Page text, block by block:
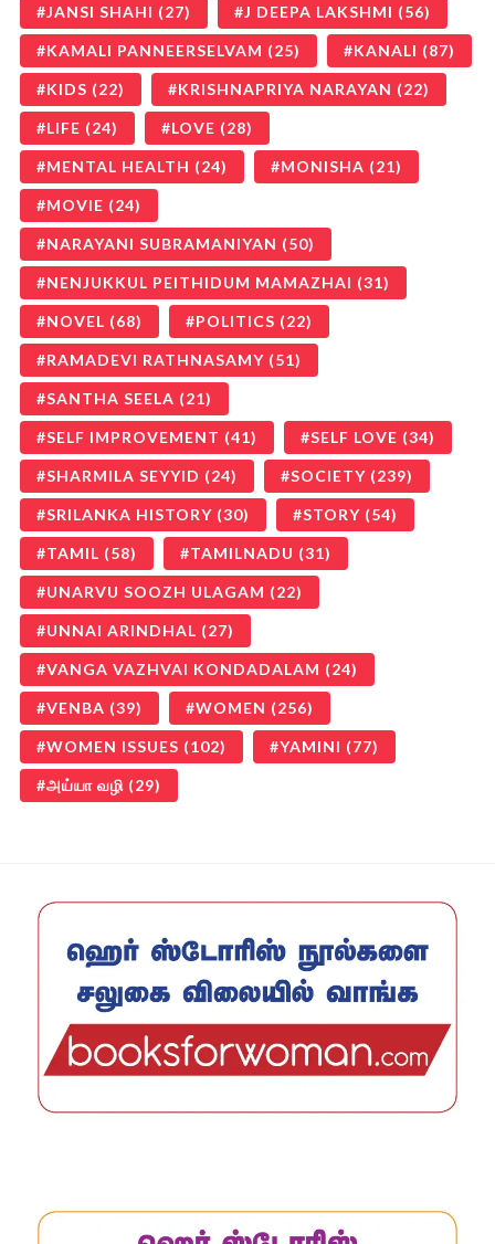
JANSI SHAHI (27) J DEEPA LAKSHMI (56)
KAMALI PANNEERSELVAM (25) KANALI (87)
KIDS (22) KRISHNAPRIYA NARAYAN (22)
LIFE (24) LOVE (28)
MENTAL HEALTH (24) MONISHA (21)
MOVIE (24)
NARAYANI SUBRAMANIYAN (50)
NENJUKKUL PEITHIDUM MAMAZHAI (31)
NOVEL (68) POLITICS (22)
RAMADEVI RATHNASAMY (51)
SANTHA SEELA (21)
SELF IMPROVEMENT (41) SELF LOVE (34)
SHARMILA SEYYID (24) SOCIETY (239)
SRILANKA HISTORY (30) STORY (54)
TAMIL (58) TAMILNADU (31)
UNARVU SOOZH ULAGAM (22)
UNNAI ARINDHAL (27)
VANGA VAZHVAI KONDADALAM (24)
VENBA (39) WOMEN (256)
WOMEN ISSUES (102) YAMINI (77)
அய்யா வழி (29)